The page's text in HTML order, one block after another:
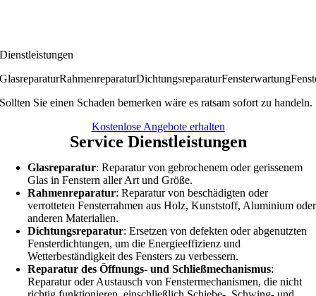
Dienstleistungen
GlasreparaturRahmenreparaturDichtungsreparaturFensterwartung
Sollten Sie einen Schaden bemerken wäre es ratsam sofort zu handeln.
Kostenlose Angebote erhalten
Service Dienstleistungen
Glasreparatur: Reparatur von gebrochenem oder gerissenem
Glas in Fenstern aller Art und Größe.
Rahmenreparatur: Reparatur von beschädigten oder
verrotteten Fensterrahmen aus Holz, Kunststoff, Aluminium oder
anderen Materialien.
Dichtungsreparatur: Ersetzen von defekten oder abgenutzten
Fensterdichtungen, um die Energieeffizienz und
Wetterbeständigkeit des Fensters zu verbessern.
Reparatur des Öffnungs- und Schließmechanismus:
Reparatur oder Austausch von Fenstermechanismen, die nicht